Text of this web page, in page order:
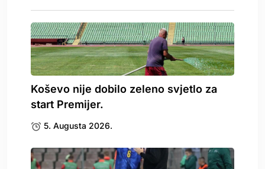
Koševo nije dobilo zeleno svjetlo za
start Premijer.
5. Augusta 2026.